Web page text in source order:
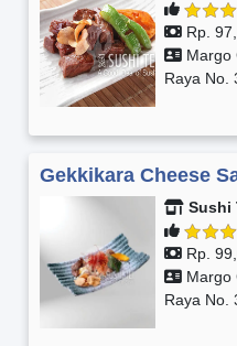
Rp.
Margo
Raya No.
Gekkikara Cheese
Sushi
Rp.
Margo
Raya No.